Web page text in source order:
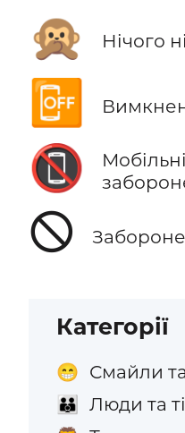
🙊 Нічого
📴
📵
🛇
Категорії
😁 Смайли
👪 Люди та